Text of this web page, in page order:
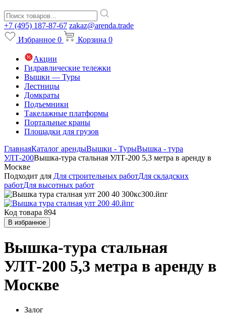
+7 (495) 187-87-67 zakaz@arenda.trade
Избранное 0 Корзина 0
Акции
Гидравлические тележки
Вышки — Туры
Лестницы
Домкраты
Подъемники
Такелажные платформы
Портальные краны
Площадки для грузов
ГлавнаяКаталог арендыВышки - ТурыВышка - тура
УЛТ-200Вышка-тура стальная УЛТ-200 5,3 метра в аренду в
Москве
Подходит для Для строительных работДля складских
работДля высотных работ
Код товара 894
В избранное
Вышка-тура стальная
УЛТ-200 5,3 метра в аренду в
Москве
Залог